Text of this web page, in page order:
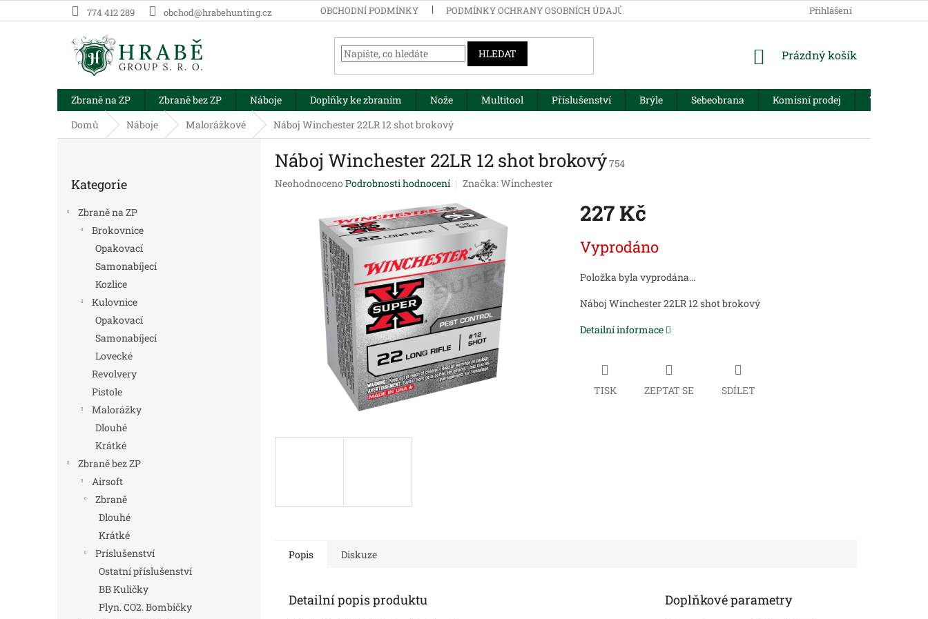
na
774 412 289 obchod@hrabehunting.cz OBCHODNÍ PODMÍNKY PODMÍNKY OCHRANY OSOBNÍCH ÚDAJŮ Přihlášení
HLEDAT
NÁKUPNÍ
Prázdný košík
Zbraně na ZP Zbraně bez ZP Náboje Doplňky ke zbraním Nože Multitool Příslušenství Brýle Sebeobrana Komisní prodej
Trezory
Domů
Náboje Malorážkové Náboj Winchester 22LR 12 shot brokový
kategorie
Kategorie
Zbraně na ZP
Brokovnice
Opakovací
Samonabíjecí
Kozlice
Kulovnice
Opakovací
Samonabíjecí
Lovecké
Revolvery
Pistole
Malorážky
Dlouhé
Krátké
Zbraně bez ZP
Airsoft
Zbraně
Dlouhé
Krátké
Príslušenství
Ostatní příslušenství
BB Kuličky
Plyn. CO2. Bombičky
Náboj Winchester 22LR 12 shot brokový754
Průměrné
Neohodnoceno Podrobnosti hodnocení Značka:Winchester
227 Kč
cena:
Vyprodáno
Položka byla vyprodána…
Náboj Winchester 22LR 12 shot brokový
Detailní informace
TISK ZEPTAT SE SDÍLET
Popis Diskuze
Detailní popis produktu Doplňkové parametry